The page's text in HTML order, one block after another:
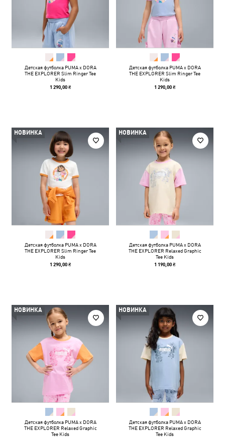
Детская футболка PUMA x DORA
THE EXPLORER Slim Ringer Tee
Kids
1 290,00 ₴
Детская футболка PUMA x DORA
THE EXPLORER Slim Ringer Tee
Kids
1 290,00 ₴
НОВИНКА
Детская футболка PUMA x DORA
THE EXPLORER Slim Ringer Tee
Kids
1 290,00 ₴
НОВИНКА
Детская футболка PUMA x DORA
THE EXPLORER Relaxed Graphic
Tee Kids
1 190,00 ₴
НОВИНКА
Детская футболка PUMA x DORA
THE EXPLORER Relaxed Graphic
Tee Kids
НОВИНКА
Детская футболка PUMA x DORA
THE EXPLORER Relaxed Graphic
Tee Kids